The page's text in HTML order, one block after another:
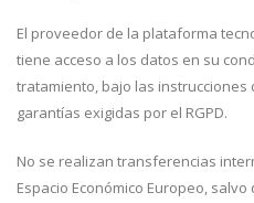
El proveedor de la plataforma
tiene acceso a los datos en su
tratamiento, bajo las instrucciones
garantías exigidas por el RGPD.
No se realizan transferencias
Espacio Económico Europeo,